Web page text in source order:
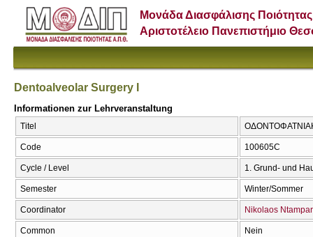
Μονάδα Διασφάλισης Ποιότητας
Αριστοτέλειο Πανεπιστήμιο
Dentoalveolar Surgery I
Informationen zur Lehrveranstaltung
Titel
Code 100605C
Cycle / Level 1. Grund- und
Semester Winter/Sommer
Coordinator Nikolaos
Common Nein